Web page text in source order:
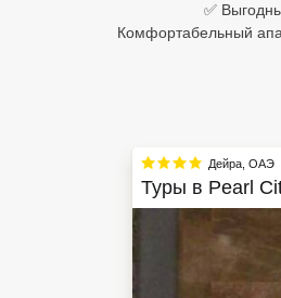
✅
Комфортабельный
Дейра ОАЭ
Туры в Pearl